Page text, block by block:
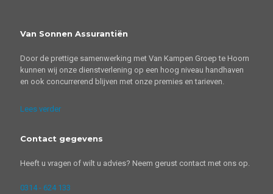
Van Sonnen Assurantiën
Door de prettige samenwerking met Van Kampen Groep te Hoorn
kunnen wij onze dienstverlening op een hoog niveau handhaven
en ook concurrerend blijven met onze premies en tarieven.
Lees verder
Contact gegevens
Heeft u vragen of wilt u advies? Neem gerust contact met ons op.
0314 - 624 133